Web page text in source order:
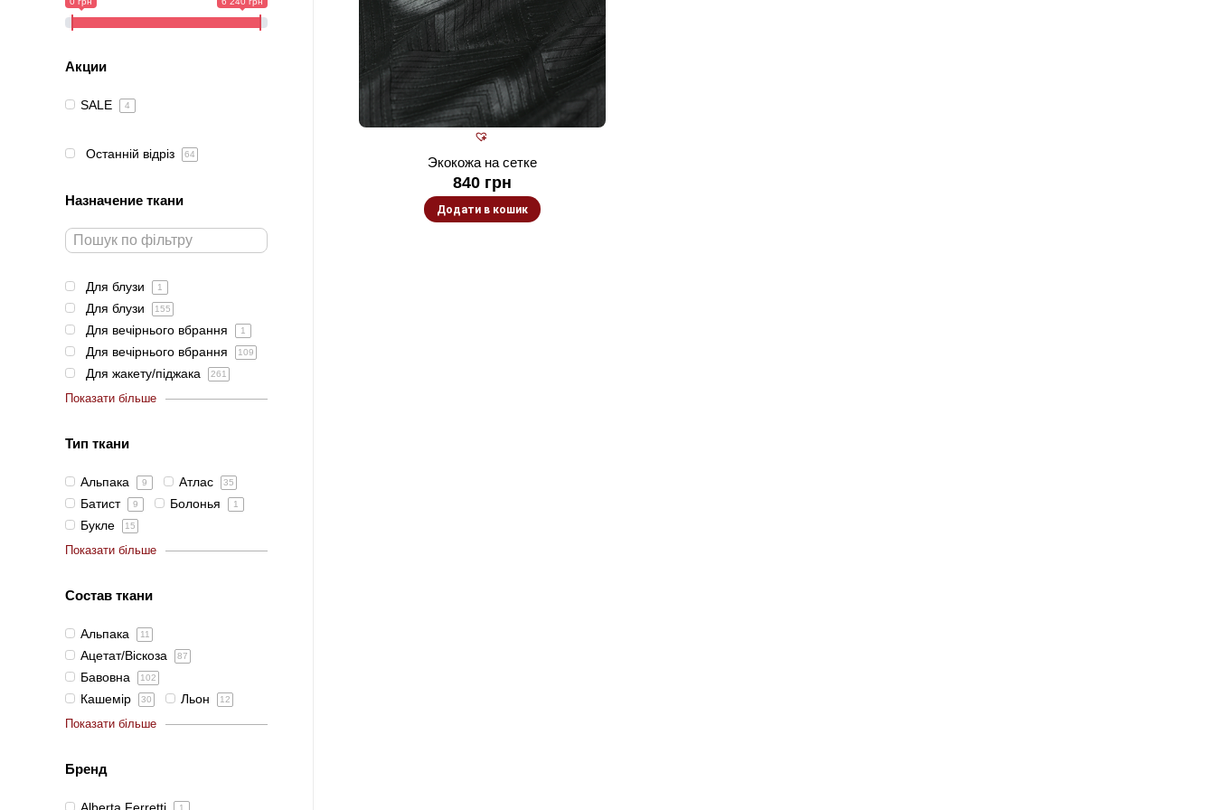
Экокожа на сетке
840 грн
Додати в кошик
Акции
SALE 4
Останній відріз 64
Назначение ткани
Для блузи 1
Для блузи 155
Для вечірнього вбрання 1
Для вечірнього вбрання 109
Для жакету/піджака 261
Показати більше
Тип ткани
Альпака 9 Атлас 35
Батист 9 Болонья 1
Букле 15
Показати більше
Состав ткани
Альпака 11
Ацетат/Віскоза 87
Бавовна 102
Кашемір 30 Льон 12
Показати більше
Бренд
1